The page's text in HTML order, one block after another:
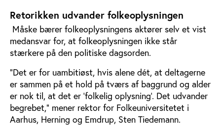
Retorikken udvander folkeoplysningen
Måske bærer folkeoplysningens aktører selv et vist
medansvar for, at folkeoplysningen ikke står
stærkere på den politiske dagsorden.
”Det er for uambitiøst, hvis alene dét, at deltagerne
er sammen på et hold på tværs af baggrund og alder
er nok til, at det er ’folkelig oplysning’. Det udvander
begrebet,” mener rektor for Folkeuniversitetet i
Aarhus, Herning og Emdrup, Sten Tiedemann.